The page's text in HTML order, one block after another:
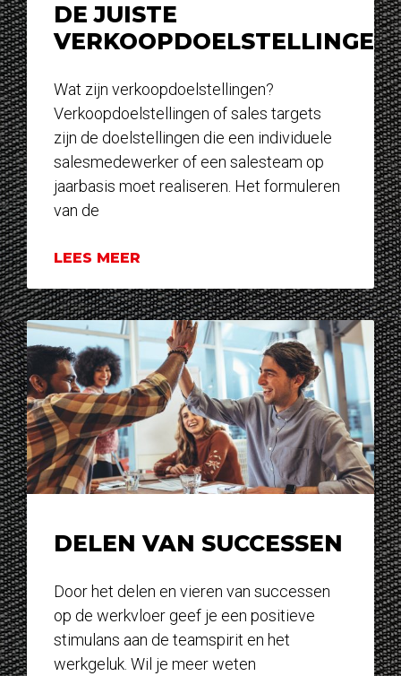
DE JUISTE
VERKOOPDOELSTELLINGEN
Wat zijn verkoopdoelstellingen?
Verkoopdoelstellingen of sales targets
zijn de doelstellingen die een individuele
salesmedewerker of een salesteam op
jaarbasis moet realiseren. Het formuleren
van de
LEES MEER
DELEN VAN SUCCESSEN
Door het delen en vieren van successen
op de werkvloer geef je een positieve
stimulans aan de teamspirit en het
werkgeluk. Wil je meer weten